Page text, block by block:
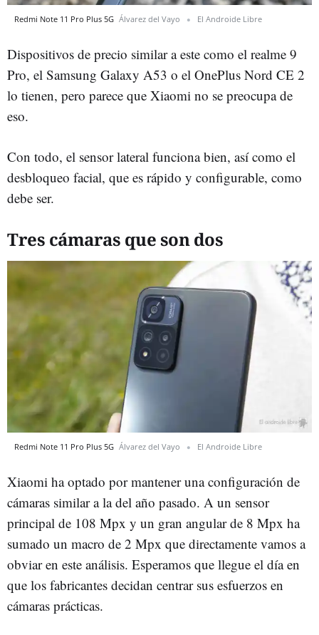
Redmi Note 11 Pro Plus 5G Álvarez del Vayo El Androide Libre
Dispositivos de precio similar a este como el realme 9
Pro, el Samsung Galaxy A53 o el OnePlus Nord CE 2
lo tienen, pero parece que Xiaomi no se preocupa de
eso.
Con todo, el sensor lateral funciona bien, así como el
desbloqueo facial, que es rápido y configurable, como
debe ser.
Tres cámaras que son dos
Redmi Note 11 Pro Plus 5G Álvarez del Vayo El Androide Libre
Xiaomi ha optado por mantener una configuración de
cámaras similar a la del año pasado. A un sensor
principal de 108 Mpx y un gran angular de 8 Mpx ha
sumado un macro de 2 Mpx que directamente vamos a
obviar en este análisis. Esperamos que llegue el día en
que los fabricantes decidan centrar sus esfuerzos en
cámaras prácticas.